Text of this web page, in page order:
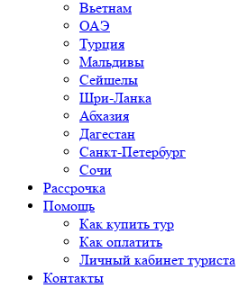
Вьетнам
ОАЭ
Турция
Мальдивы
Сейшелы
Шри-Ланка
Абхазия
Дагестан
Санкт-Петербург
Сочи
Рассрочка
Помощь
Как купить тур
Как оплатить
Личный кабинет туриста
Контакты